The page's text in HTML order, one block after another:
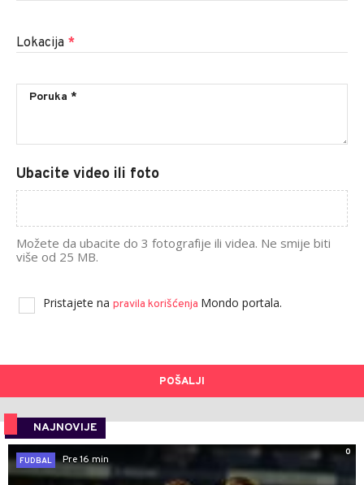
Lokacija *
Ubacite video ili foto
Možete da ubacite do 3 fotografije ili videa. Ne smije biti
više od 25 MB.
Pristajete na pravila korišćenja Mondo portala.
POŠALJI
NAJNOVIJE
0
FUDBAL
Pre 16 min